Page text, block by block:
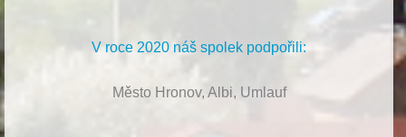
V roce 2020 náš spolek podpořili:
Město Hronov, Albi, Umlauf